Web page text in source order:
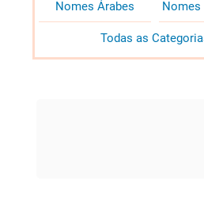
Nomes Árabes
Todas as